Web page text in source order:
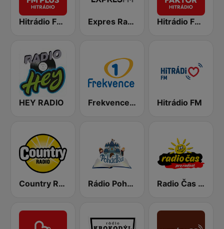
Hitrádio FM Plus Expres Radio Hitrádio Faktor
HEY RADIO Frekvence 1 Osmdesátky Hitrádio FM
Country Radio Rádio Pohádka Radio Čas Ostravsko